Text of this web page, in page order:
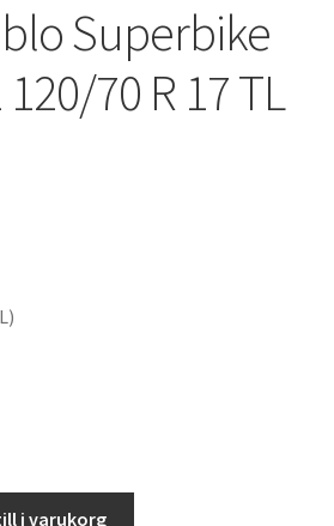
Superbike
120/70 R 17 TL
i varukorg